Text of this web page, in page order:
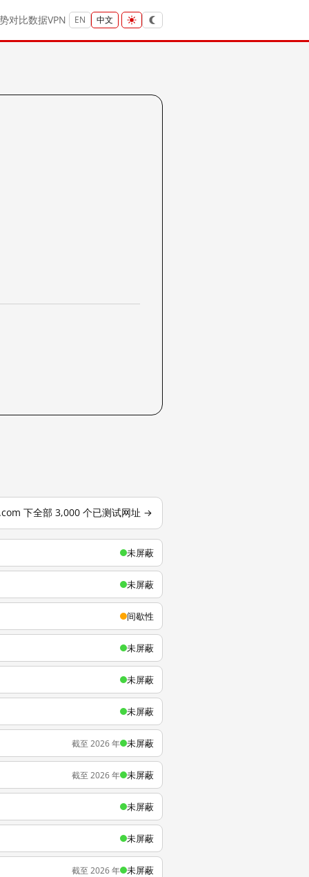
对比数据VPN EN 中文
下全部 3,000 个已测试网址 →
未屏蔽
未屏蔽
间歇性
未屏蔽
未屏蔽
未屏蔽
截至 2026 年 未屏蔽
截至 2026 年 未屏蔽
未屏蔽
未屏蔽
截至 2026 年 未屏蔽